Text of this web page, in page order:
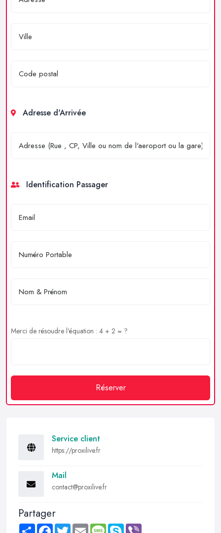
Adresse d'Arrivée
Identification Passager
Merci de résoudre l'équation : 4 + 2 = ?
Réserver
Service client
https://proxilive.fr
Mail
contact@proxilive.fr
Partager
Share FacebookTwitter Email MessageSkype